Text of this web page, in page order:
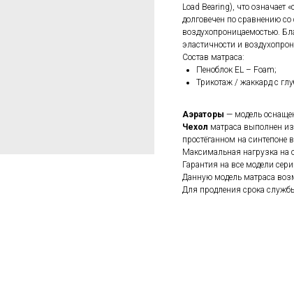
Load Bearing), что означает
долговечен по сравнению
воздухопроницаемостью.
эластичности и
Состав матраса:
Пеноблок EL – Foam;
Трикотаж / жаккард с
Аэраторы — модель
Чехол матраса выполнен
простёганном на
Максимальная нагрузка на
Гарантия на все модели
Данную модель матраса
Для продления срока